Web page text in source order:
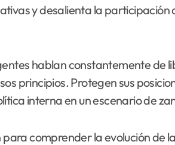
y desalienta la
hablan constantemente
principios. Protegen sus
interna en un escenario de
comprender la evolución